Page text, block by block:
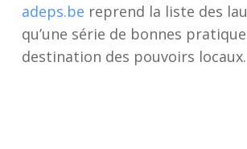
adeps.be reprend la liste des
qu’une série de bonnes
destination des pouvoirs locaux.